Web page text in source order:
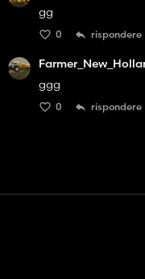
gg
0 rispondere
ggg
0 rispondere